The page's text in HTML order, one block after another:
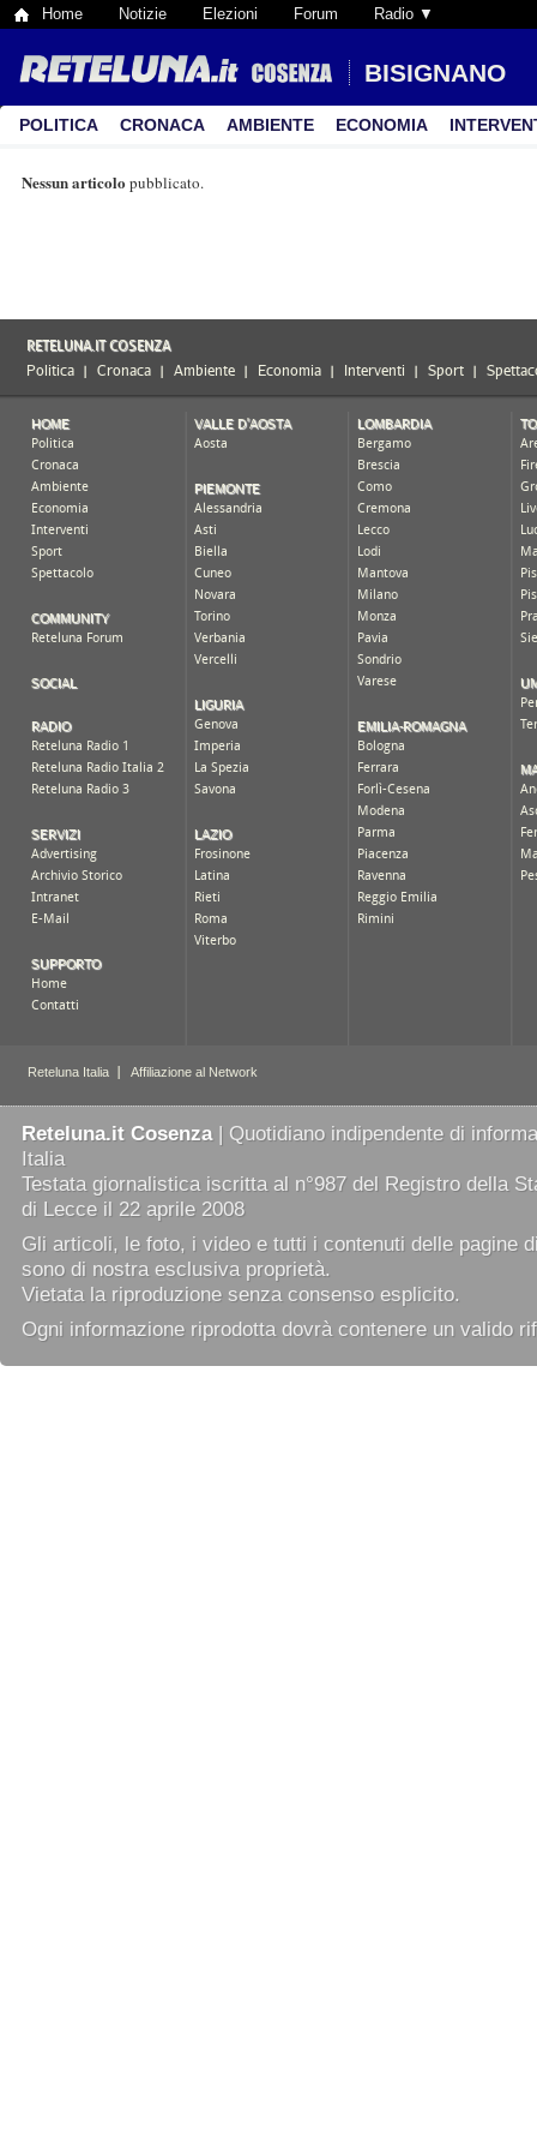
Home Notizie Elezioni Forum Radio ▼
BISIGNANO
POLITICA CRONACA AMBIENTE ECONOMIA
Nessun articolo pubblicato.
Reteluna.it Cosenza| Quotidiano indipendente di
Italia
Testata giornalistica iscritta al n°987 del Registro della
di Lecce il 22 aprile 2008
Gli articoli, le foto, i video e tutti i contenuti delle pagine
sono di nostra esclusiva proprietà.
Vietata la riproduzione senza consenso esplicito.
Ogni informazione riprodotta dovrà contenere un valido